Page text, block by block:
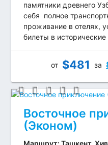
памятники древнего
себя полное
проживание в отелях,
билеты в исторические
от $481 за
Восточное
(Эконом)
Маршрут: Ташкент,